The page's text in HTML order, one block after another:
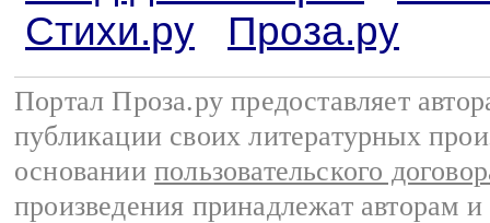
Стихи.ру
Проза.ру
Портал Проза.ру предоставляет
публикации своих литературных
основании пользовательского
произведения принадлежат авторам